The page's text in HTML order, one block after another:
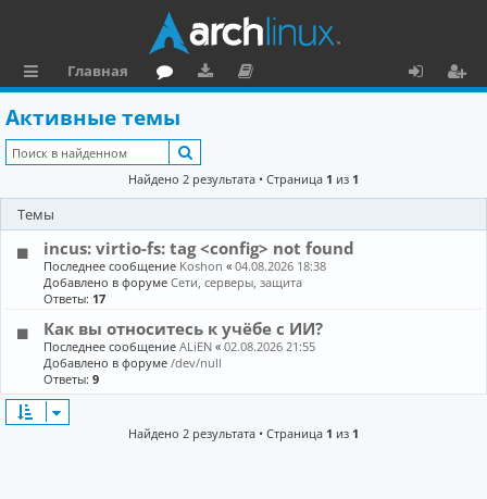
ы
л
к
и
Главная
ру
м
ру
зк
и
е
н
та
и
р
а
Активные темы
Найдено 2 результата • Страница 1 из 1
Темы
incus: virtio-fs: tag <config> not found
Последнее сообщение Koshon «04.08.2026 18:38
Добавлено в форумеСети, серверы, защита
Ответы: 17
Как вы относитесь к учёбе с ИИ?
Последнее сообщениеALiEN «02.08.2026 21:55
Добавлено в форуме/dev/null
Ответы:9
Найдено 2 результата • Страница 1 из 1